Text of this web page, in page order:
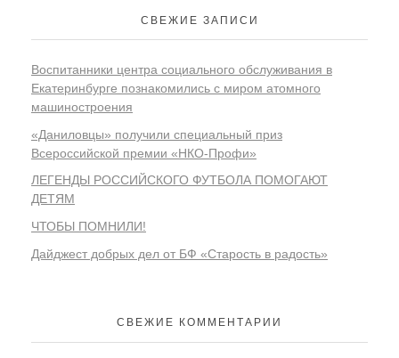
СВЕЖИЕ ЗАПИСИ
Воспитанники центра социального обслуживания в
Екатеринбурге познакомились с миром атомного
машиностроения
«Даниловцы» получили специальный приз
Всероссийской премии «НКО-Профи»
ЛЕГЕНДЫ РОССИЙСКОГО ФУТБОЛА ПОМОГАЮТ
ДЕТЯМ
ЧТОБЫ ПОМНИЛИ!
Дайджест добрых дел от БФ «Старость в радость»
СВЕЖИЕ КОММЕНТАРИИ